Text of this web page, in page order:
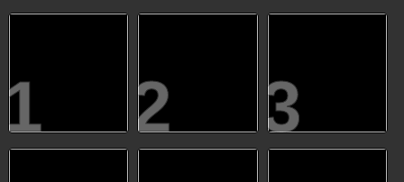
1 2
3